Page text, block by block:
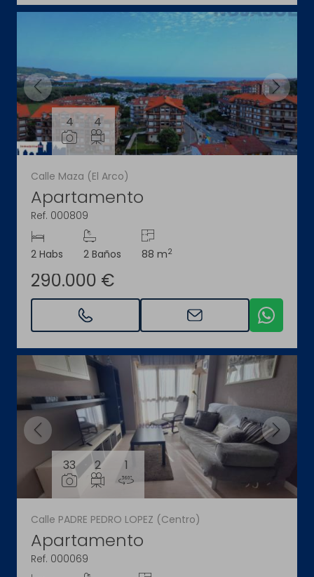
4 4
Calle Maza (El Arco)
Apartamento
Ref. 000809
2 Habs 2 Baños 88 m2
290.000 €
33 2 1
Calle PADRE PEDRO LOPEZ (Centro)
Apartamento
Ref. 000069